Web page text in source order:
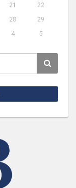
21
22
28
29
4 5